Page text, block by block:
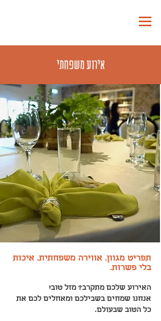
אירוע משפחתי
תפריט מגוון. אווירה משפחתית. איכות
בלי פשרות.
האירוע שלכם מתקרב? מזל טוב!
אנחנו שמחים בשבילכם ומאחלים לכם את
כל הטוב שבעולם.